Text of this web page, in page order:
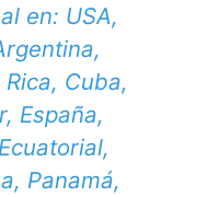
en: USA,
Cuba,
España,
Panamá,